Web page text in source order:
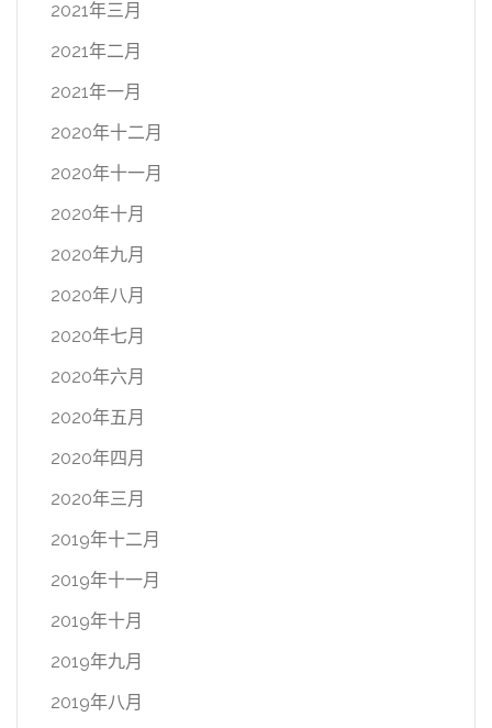
2021年三月
2021年二月
2021年一月
2020年十二月
2020年十一月
2020年十月
2020年九月
2020年八月
2020年七月
2020年六月
2020年五月
2020年四月
2020年三月
2019年十二月
2019年十一月
2019年十月
2019年九月
2019年八月